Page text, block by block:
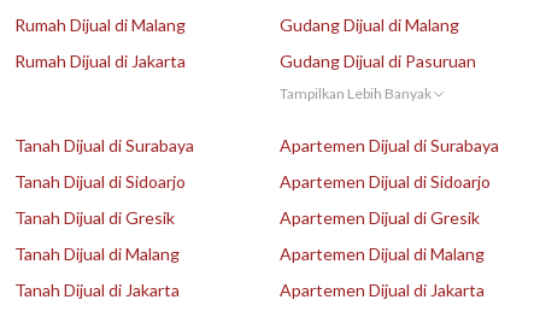
Rumah Dijual di Malang
Rumah Dijual di Jakarta
Gudang Dijual di Malang
Gudang Dijual di Pasuruan
Tampilkan Lebih Banyak
Tanah Dijual di Surabaya
Tanah Dijual di Sidoarjo
Tanah Dijual di Gresik
Tanah Dijual di Malang
Tanah Dijual di Jakarta
Apartemen Dijual di Surabaya
Apartemen Dijual di Sidoarjo
Apartemen Dijual di Gresik
Apartemen Dijual di Malang
Apartemen Dijual di Jakarta